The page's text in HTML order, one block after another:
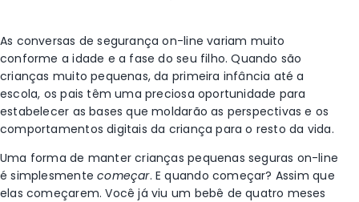
As conversas de segurança on-line variam muito
conforme a idade e a fase do seu filho. Quando são
crianças muito pequenas, da primeira infância até a
escola, os pais têm uma preciosa oportunidade para
estabelecer as bases que moldarão as perspectivas e os
comportamentos digitais da criança para o resto da vida.
Uma forma de manter crianças pequenas seguras on-line
é simplesmentecomeçar. E quando começar? Assim que
elas começarem. Você já viu um bebê de quatro meses